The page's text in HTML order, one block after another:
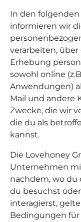
In den
informieren wir
verarbeiten,
Erhebung
sowohl online
Anwendungen)
Mail und andere
Zwecke, die wir
die du als
kannst.
Die Lovehoney
Unternehmen
nachdem, wo du
du besuchst
interagierst,
Bedingungen